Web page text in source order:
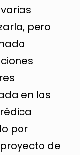
pero
en las
por
de